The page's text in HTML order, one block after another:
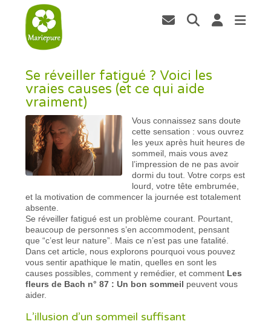
Se réveiller fatigué ? Voici les
vraies causes (et ce qui aide
vraiment)
Vous connaissez sans doute
cette sensation : vous ouvrez
les yeux après huit heures de
sommeil, mais vous avez
l’impression de ne pas avoir
dormi du tout. Votre corps est
lourd, votre tête embrumée,
et la motivation de commencer la journée est totalement
absente.
Se réveiller fatigué est un problème courant. Pourtant,
beaucoup de personnes s’en accommodent, pensant
que “c’est leur nature”. Mais ce n’est pas une fatalité.
Dans cet article, nous explorons pourquoi vous pouvez
vous sentir apathique le matin, quelles en sont les
causes possibles, comment y remédier, et comment Les
fleurs de Bach n° 87 : Un bon sommeil peuvent vous
aider.
L’illusion d’un sommeil suffisant